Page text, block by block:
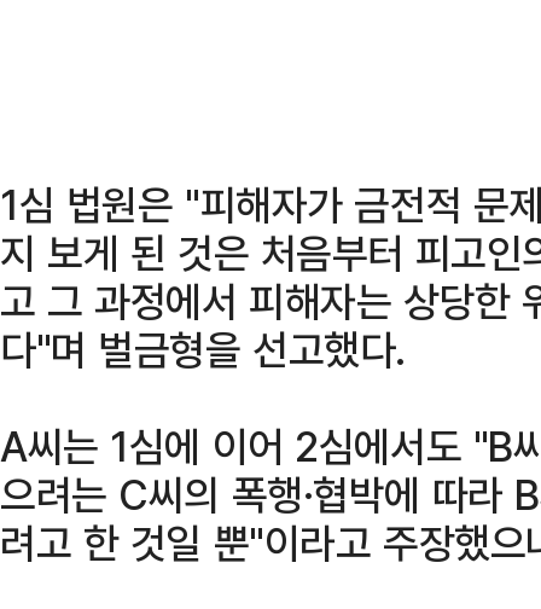
1심 법원은 "피해자가 금전적 문
지 보게 된 것은 처음부터 피고
고 그 과정에서 피해자는 상당한
다"며 벌금형을 선고했다.
A씨는 1심에 이어 2심에서도 "B
으려는 C씨의 폭행·협박에 따라
려고 한 것일 뿐"이라고 주장했